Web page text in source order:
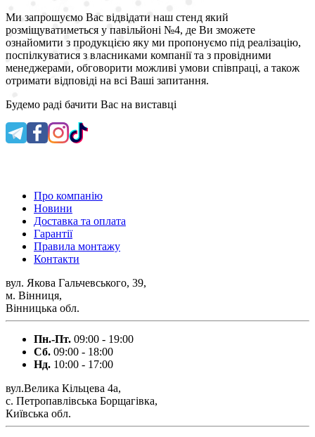
Ми запрошуємо Вас відвідати наш стенд який
розміщуватиметься у павільйоні №4, де Ви зможете
ознайомити з продукцією яку ми пропонуємо під реалізацію,
поспілкуватися з власниками компанії та з провідними
менеджерами, обговорити можливі умови співпраці, а також
отримати відповіді на всі Ваші запитання.
Будемо раді бачити Вас на виставці
Про компанію
Новини
Доставка та оплата
Гарантії
Правила монтажу
Контакти
вул. Якова Гальчевського, 39,
м. Вінниця,
Вінницька обл.
Пн.-Пт. 09:00 - 19:00
Сб. 09:00 - 18:00
Нд. 10:00 - 17:00
вул.Велика Кільцева 4а,
с. Петропавлівська Борщагівка,
Київська обл.